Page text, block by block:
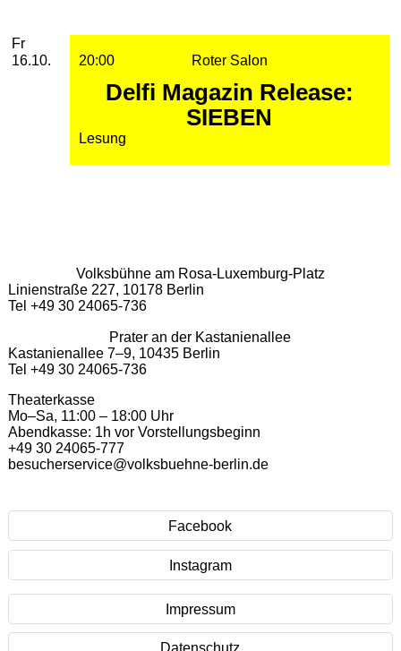
Aufführungen
2026
Oktober
Freitag, 16. Oktober 2026
Fr
16.10.
20:00 Roter Salon
Delfi Magazin Release:
SIEBEN
Lesung
Volksbühne am Rosa-Luxemburg-Platz
Linienstraße 227, 10178 Berlin
Tel +49 30 24065-736
Prater an der Kastanienallee
Kastanienallee 7–9, 10435 Berlin
Tel +49 30 24065-736
Theaterkasse
Mo–Sa, 11:00 – 18:00 Uhr
Abendkasse: 1h vor Vorstellungsbeginn
+49 30 24065-777
besucherservice@volksbuehne-berlin.de
Facebook
Instagram
Impressum